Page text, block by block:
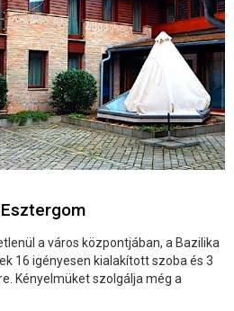
a város központjában, a Bazilika
16 igényesen kialakított szoba és 3
Kényelmüket szolgálja még a